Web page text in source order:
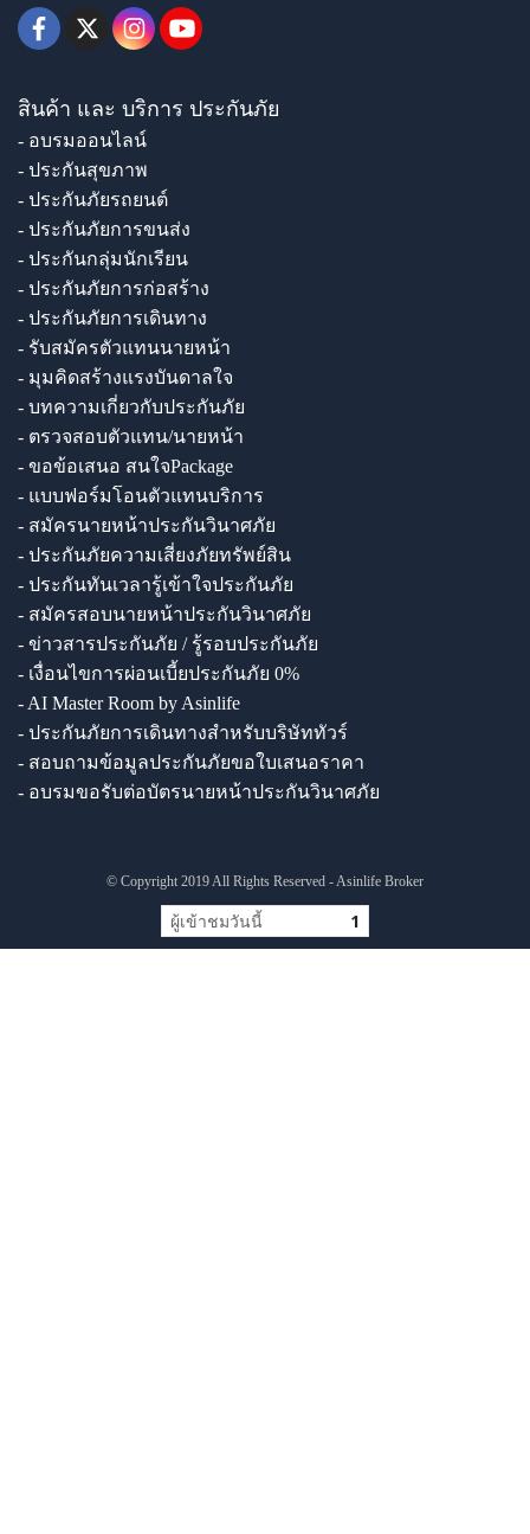
สินค้า และ บริการ ประกันภัย
- อบรมออนไลน์
- ประกันสุขภาพ
- ประกันภัยรถยนต์
- ประกันภัยการขนส่ง
- ประกันกลุ่มนักเรียน
- ประกันภัยการก่อสร้าง
- ประกันภัยการเดินทาง
- รับสมัครตัวแทนนายหน้า
- มุมคิดสร้างแรงบันดาลใจ
- บทความเกี่ยวกับประกันภัย
- ตรวจสอบตัวแทน/นายหน้า
- ขอข้อเสนอ สนใจPackage
- แบบฟอร์มโอนตัวแทนบริการ
- สมัครนายหน้าประกันวินาศภัย
- ประกันภัยความเสี่ยงภัยทรัพย์สิน
- ประกันทันเวลารู้เข้าใจประกันภัย
- สมัครสอบนายหน้าประกันวินาศภัย
- ข่าวสารประกันภัย / รู้รอบประกันภัย
- เงื่อนไขการผ่อนเบี้ยประกันภัย 0%
- AI Master Room by Asinlife
- ประกันภัยการเดินทางสำหรับบริษัททัวร์
- สอบถามข้อมูลประกันภัยขอใบเสนอราคา
- อบรมขอรับต่อบัตรนายหน้าประกันวินาศภัย
© Copyright 2019 All Rights Reserved - Asinlife Broker
ผู้เข้าชมวันนี้ 1